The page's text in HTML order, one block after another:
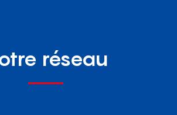
réseau